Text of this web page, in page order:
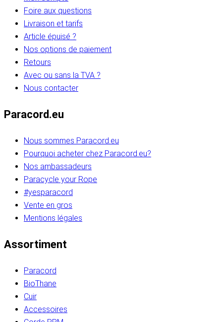
Foire aux questions
Livraison et tarifs
Article épuisé ?
Nos options de paiement
Retours
Avec ou sans la TVA ?
Nous contacter
Paracord.eu
Nous sommes Paracord.eu
Pourquoi acheter chez Paracord.eu?
Nos ambassadeurs
Paracycle your Rope
#yesparacord
Vente en gros
Mentions légales
Assortiment
Paracord
BioThane
Cuir
Accessoires